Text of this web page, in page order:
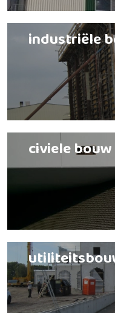
industriële
civiele bouw